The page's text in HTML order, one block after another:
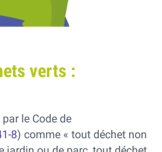
verts :
le Code de
8) comme « tout déchet non